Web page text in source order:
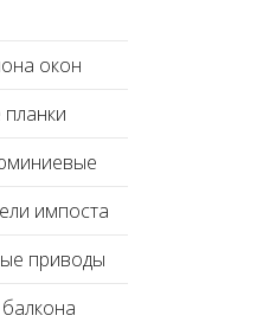
окон
импоста
приводы